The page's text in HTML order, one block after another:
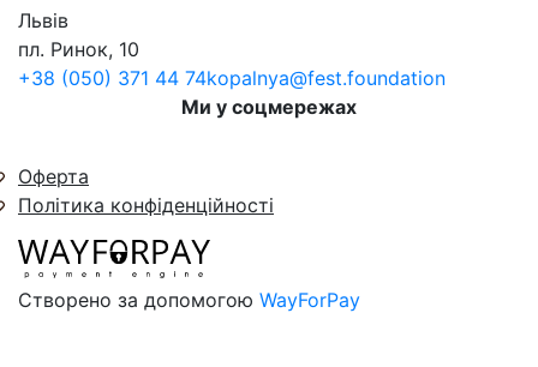
Львів
пл. Ринок, 10
+38 (050) 371 44 74kopalnya@fest.foundation
Ми у соцмережах
Оферта
Політика конфіденційності
Створено за допомогою WayForPay